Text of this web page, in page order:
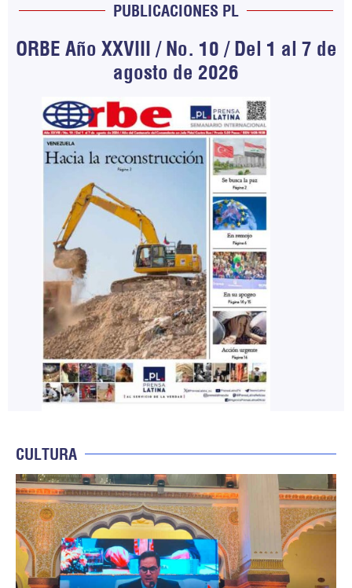
PUBLICACIONES PL
ORBE Año XXVIII / No. 10 / Del 1 al 7 de
agosto de 2026
CULTURA